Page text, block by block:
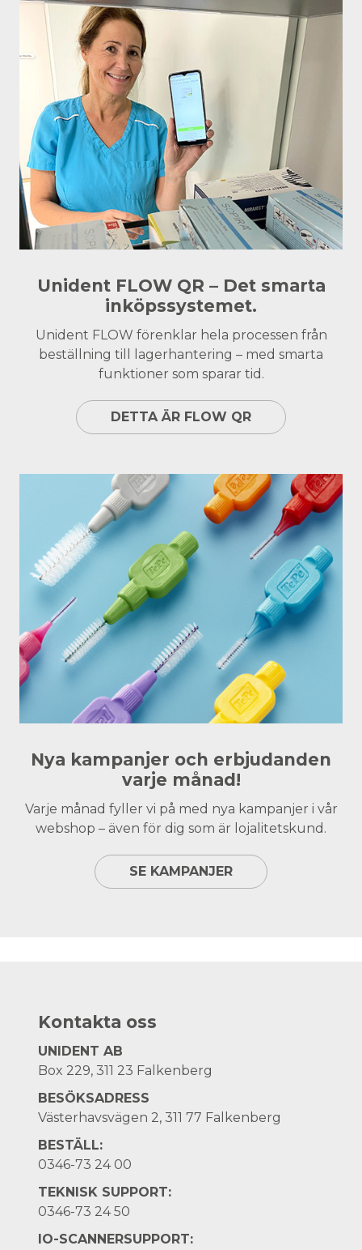
Unident FLOW QR – Det smarta
inköpssystemet.
Unident FLOW förenklar hela processen från
beställning till lagerhantering – med smarta
funktioner som sparar tid.
DETTA ÄR FLOW QR
Nya kampanjer och erbjudanden
varje månad!
Varje månad fyller vi på med nya kampanjer i vår
webshop – även för dig som är lojalitetskund.
SE KAMPANJER
Kontakta oss
UNIDENT AB
Box 229, 311 23 Falkenberg
BESÖKSADRESS
Västerhavsvägen 2, 311 77 Falkenberg
BESTÄLL:
0346-73 24 00
TEKNISK SUPPORT:
0346-73 24 50
IO-SCANNERSUPPORT: